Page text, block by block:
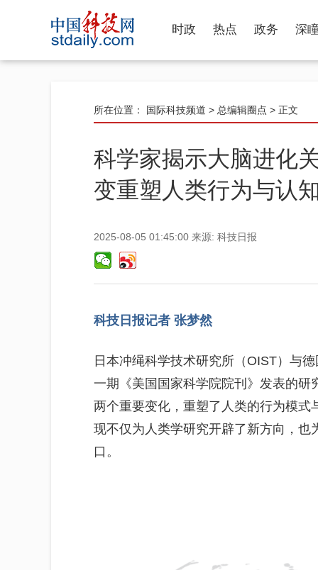
时政 热点 政务 深
所在位置： 国际科技频道 > 总编辑圈点 > 正文
科学家揭示大脑进化
变重塑人类行为与认
2025-08-05 01:45:00 来源: 科技日报
科技日报记者 张梦然
日本冲绳科学技术研究所（OIST）与
一期《美国国家科学院院刊》发表的
两个重要变化，重塑了人类的行为模
现不仅为人类学研究开辟了新方向，
口。